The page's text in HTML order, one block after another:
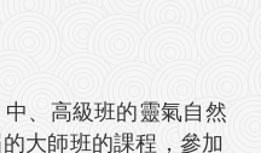
、高級班的靈氣自然
大師班的課程，參加